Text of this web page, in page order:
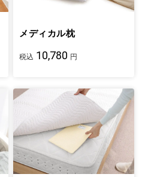
メディカル枕
税込 10,780 円